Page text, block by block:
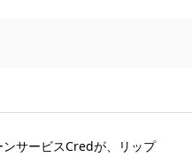
サービスCredが、リップ